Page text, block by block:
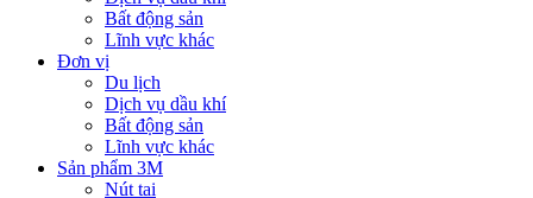
Bất động sản
Lĩnh vực khác
Đơn vị
Du lịch
Dịch vụ dầu khí
Bất động sản
Lĩnh vực khác
Sản phẩm 3M
Nút tai